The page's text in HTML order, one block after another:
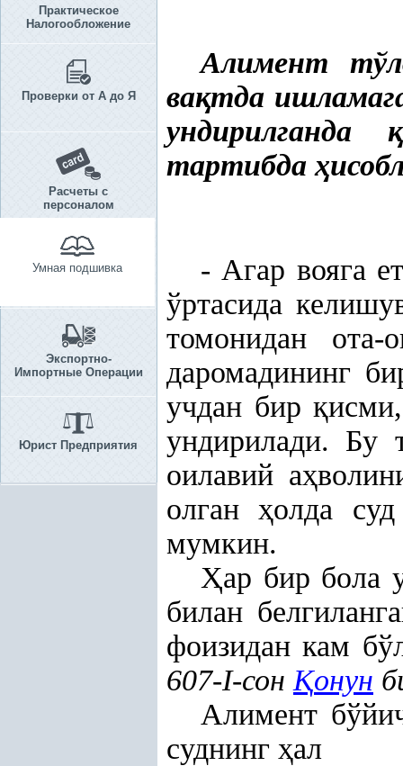
Практическое
Налогообложение
Проверки от А до Я
Расчеты с
персоналом
Умная подшивка
Экспортно-
Импортные Операции
Юрист Предприятия
Алимент
вақтда
ундирилганда қ
тартибдаҳ
- Агар вояга
ўртасида
томонидан ота-
даромадининг
учдан бирқ
ундирилади. Бу
оилавий аҳ
олганҳолда
мумкин.
Ҳар бир бола
билан
фоизидан кам
607-I-сон Қонун
Алимент
суднинг ҳал